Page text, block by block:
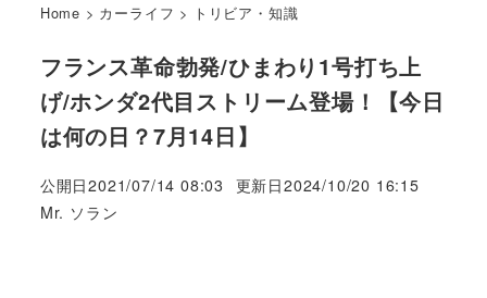
Home > カーライフ > トリビア・知識
フランス革命勃発/ひまわり1号打ち上
げ/ホンダ2代目ストリーム登場！【今日
は何の日？7月14日】
公開日2021/07/14 08:03 更新日2024/10/20 16:15
著
Mr. ソラン